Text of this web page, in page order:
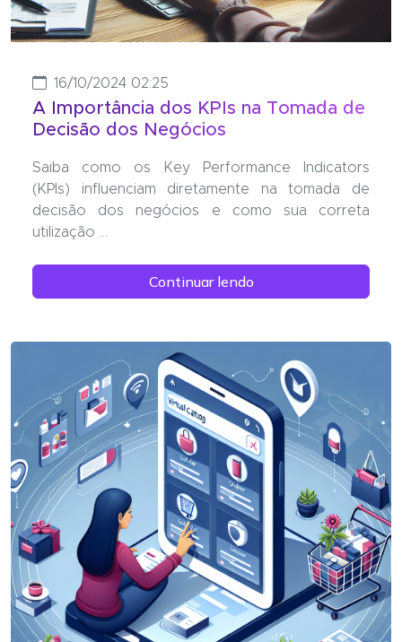
16/10/2024 02:25
A Importância dos KPIs na Tomada de
Decisão dos Negócios
Saiba como os Key Performance Indicators
(KPIs) influenciam diretamente na tomada de
decisão dos negócios e como sua correta
utilização ...
Continuar lendo